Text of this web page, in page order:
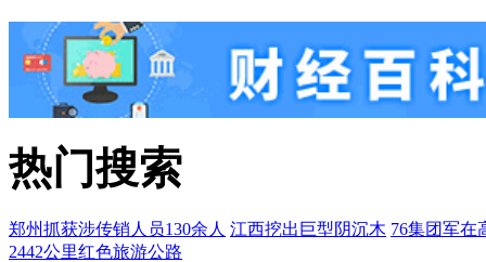
热门搜索
郑州抓获涉传销人员130余人 江西挖出巨型阴沉木 76集团军在
2442公里红色旅游公路